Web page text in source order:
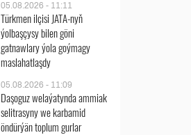
05.08.2026 - 11:11
Türkmen ilçisi JATA-nyň
ýolbaşçysy bilen göni
gatnawlary ýola goýmagy
maslahatlaşdy
05.08.2026 - 11:09
Daşoguz welaýatynda ammiak
selitrasyny we karbamid
öndürýän toplum gurlar